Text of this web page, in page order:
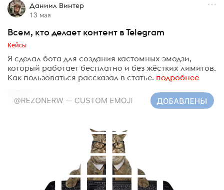
Даниил Винтер
13 мая
Всем, кто делает контент в Telegram
Кейсы
Я сделал бота для создания кастомных эмодзи,
который работает бесплатно и без жёстких лимитов.
Как пользоваться рассказал в статье. подробнее